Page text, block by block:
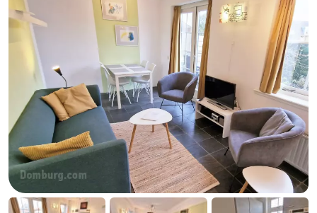
Avec
enfants
Webcam
Webcam
Webcam
Plage
Passer
la
nuit
Appartements
-